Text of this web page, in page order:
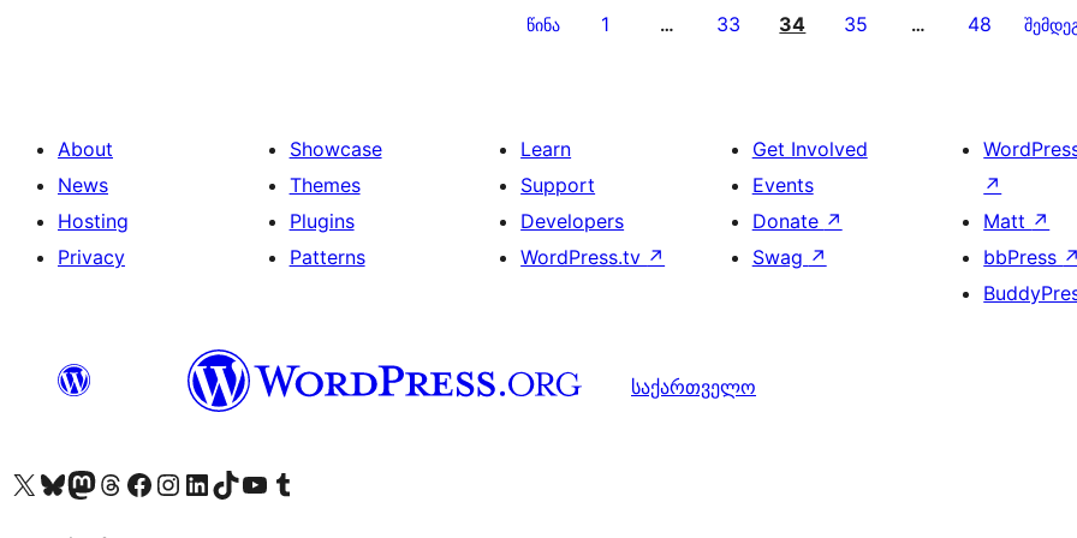
წინა 1 … 33 34 35 … 48
About
News
Hosting
Privacy
Showcase
Themes
Plugins
Patterns
Learn
Support
Developers
WordPress.tv ↗
Get Involved
Events
Donate ↗
Swag ↗
↗
Matt ↗
bbPress ↗
საქართველო
Visit our X (formerly Twitter) account
Visit our Bluesky account
Visit our Mastodon account
Visit our Threads account
Visit our Facebook page
Visit our Instagram account
Visit our LinkedIn account
Visit our TikTok account
Visit our YouTube channel
Visit our Tumblr account